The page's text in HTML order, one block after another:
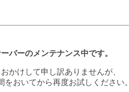
バーのメンテナンス中です。
かけして申し訳ありませんが、
をおいてから再度お試しください。